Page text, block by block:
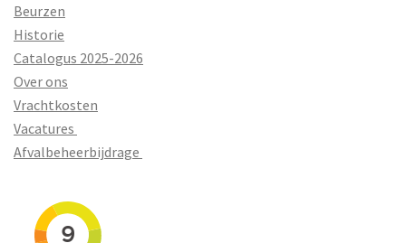
Beurzen
Historie
Catalogus 2025-2026
Over ons
Vrachtkosten
Vacatures
Afvalbeheerbijdrage